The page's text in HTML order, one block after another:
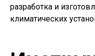
разработка и
климатических